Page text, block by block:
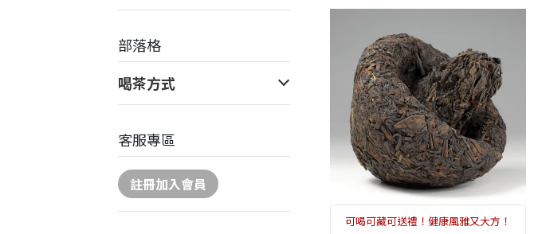
部落格
喝茶方式
客服專區
註冊加入會員
可喝可藏可送禮！健康風雅又大方！